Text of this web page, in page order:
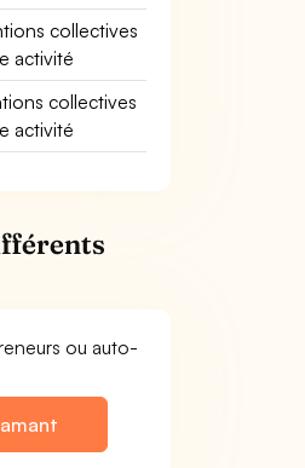
collectives
activité
collectives
activité
ou auto-